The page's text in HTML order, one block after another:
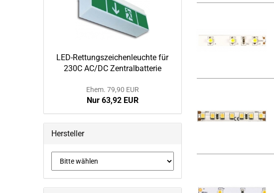
LED-​Rettungszeichenleuchte für
230C AC/DC Zen­tral­bat­te­rie
Ehem. 79,90 EUR
Nur 63,92 EUR
Hersteller